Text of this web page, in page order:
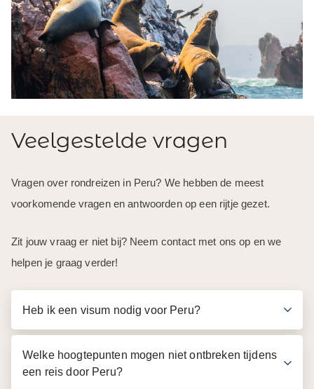
Veelgestelde vragen
Vragen over rondreizen in Peru? We hebben de meest
voorkomende vragen en antwoorden op een rijtje gezet.
Zit jouw vraag er niet bij? Neem contact met ons op en we
helpen je graag verder!
Heb ik een visum nodig voor Peru?
Welke hoogtepunten mogen niet ontbreken tijdens
een reis door Peru?